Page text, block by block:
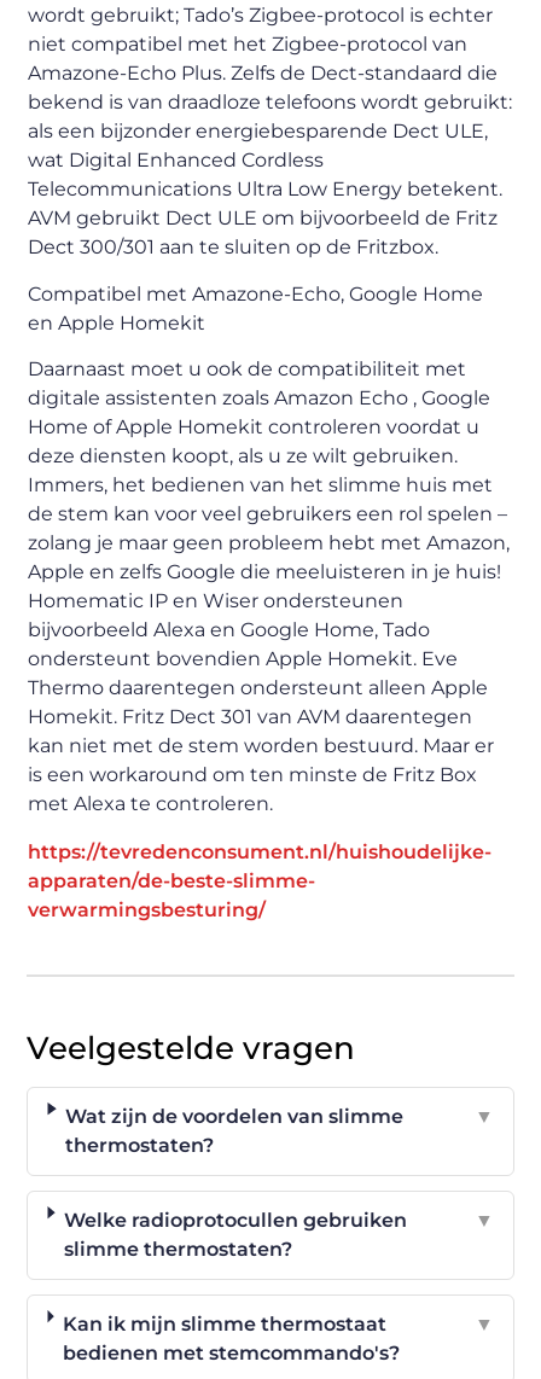
wordt gebruikt; Tado’s Zigbee-protocol is echter
niet compatibel met het Zigbee-protocol van
Amazone-Echo Plus. Zelfs de Dect-standaard die
bekend is van draadloze telefoons wordt gebruikt:
als een bijzonder energiebesparende Dect ULE,
wat Digital Enhanced Cordless
Telecommunications Ultra Low Energy betekent.
AVM gebruikt Dect ULE om bijvoorbeeld de Fritz
Dect 300/301 aan te sluiten op de Fritzbox.
Compatibel met Amazone-Echo, Google Home
en Apple Homekit
Daarnaast moet u ook de compatibiliteit met
digitale assistenten zoals Amazon Echo , Google
Home of Apple Homekit controleren voordat u
deze diensten koopt, als u ze wilt gebruiken.
Immers, het bedienen van het slimme huis met
de stem kan voor veel gebruikers een rol spelen –
zolang je maar geen probleem hebt met Amazon,
Apple en zelfs Google die meeluisteren in je huis!
Homematic IP en Wiser ondersteunen
bijvoorbeeld Alexa en Google Home, Tado
ondersteunt bovendien Apple Homekit. Eve
Thermo daarentegen ondersteunt alleen Apple
Homekit. Fritz Dect 301 van AVM daarentegen
kan niet met de stem worden bestuurd. Maar er
is een workaround om ten minste de Fritz Box
met Alexa te controleren.
https://tevredenconsument.nl/huishoudelijke-
apparaten/de-beste-slimme-
verwarmingsbesturing/
Veelgestelde vragen
Wat zijn de voordelen van slimme
thermostaten?
▼
Welke radioprotocullen gebruiken
slimme thermostaten?
▼
Kan ik mijn slimme thermostaat
bedienen met stemcommando's?
▼